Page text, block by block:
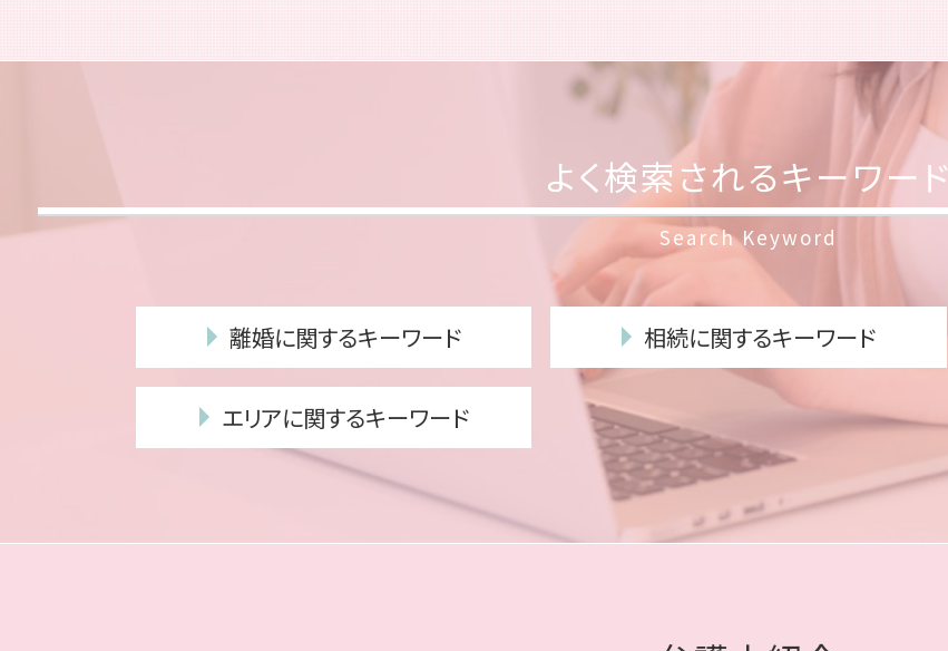
よく検索されるキーワード
Search Keyword
離婚に関するキーワード
不貞行為 離婚
性格の不一致 離婚してくれない
養育費 不払い
親権 争い
相続に関するキーワード
代襲相続 とは
相続放棄 必要書類
相続 順位
遺言執行者 義務
遺留分侵害額請求権
相続人 範囲
エリアに関するキーワード
債務整理 福岡市 相談